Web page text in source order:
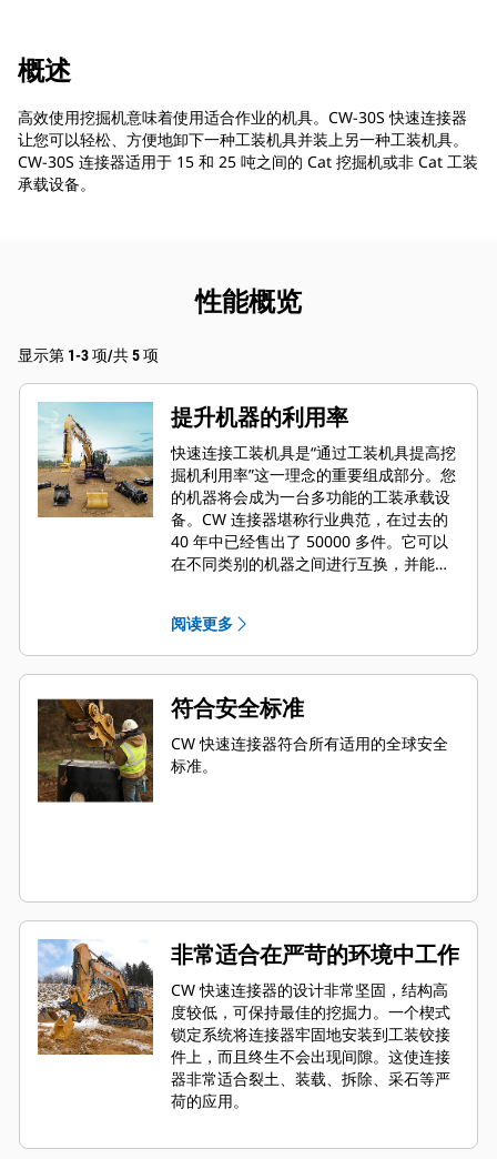
概述
高效使用挖掘机意味着使用适合作业的机具。CW-30S 快速连接器
让您可以轻松、方便地卸下一种工装机具并装上另一种工装机具。
CW-30S 连接器适用于 15 和 25 吨之间的 Cat 挖掘机或非 Cat 工装
承载设备。
性能概览
显示第 1-3 项/共 5 项
提升机器的利用率
快速连接工装机具是“通过工装机具提高挖
掘机利用率”这一理念的重要组成部分。您
的机器将会成为一台多功能的工装承载设
备。CW 连接器堪称行业典范，在过去的
40 年中已经售出了 50000 多件。它可以
在不同类别的机器之间进行互换，并能够
阅读更多
符合安全标准
CW 快速连接器符合所有适用的全球安全
标准。
非常适合在严苛的环境中工作
CW 快速连接器的设计非常坚固，结构高
度较低，可保持最佳的挖掘力。一个楔式
锁定系统将连接器牢固地安装到工装铰接
件上，而且终生不会出现间隙。这使连接
器非常适合裂土、装载、拆除、采石等严
荷的应用。